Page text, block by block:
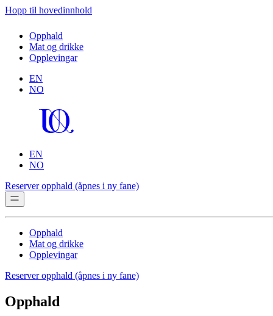
Hopp til hovedinnhold
Opphald
Mat og drikke
Opplevingar
EN
NO
EN
NO
Reserver opphald (åpnes i ny fane)
Opphald
Mat og drikke
Opplevingar
Reserver opphald (åpnes i ny fane)
Opphald